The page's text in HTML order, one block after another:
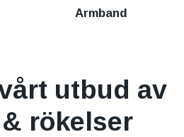
Armband
utbud av
rökelser